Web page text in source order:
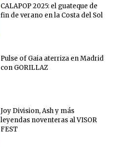
CALAPOP 2025: el guateque de
fin de verano en la Costa del Sol
Pulse of Gaia aterriza en Madrid
con GORILLAZ
Joy Division, Ash y más
leyendas noventeras al VISOR
FEST